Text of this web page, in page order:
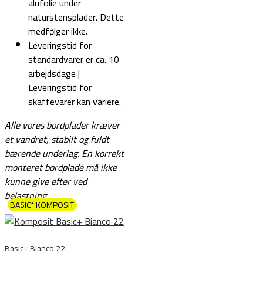
naturstensplader. Dette
medfølger ikke.
Leveringstid for
standardvarer er ca. 10
arbejdsdage |
Leveringstid for
skaffevarer kan variere.
Alle vores bordplader kræver
et vandret, stabilt og fuldt
bærende underlag.En korrekt
monteret bordplade må ikke
kunne give efter ved
belastning.
BASIC⁺ KOMPOSIT
Basic+ Bianco 22